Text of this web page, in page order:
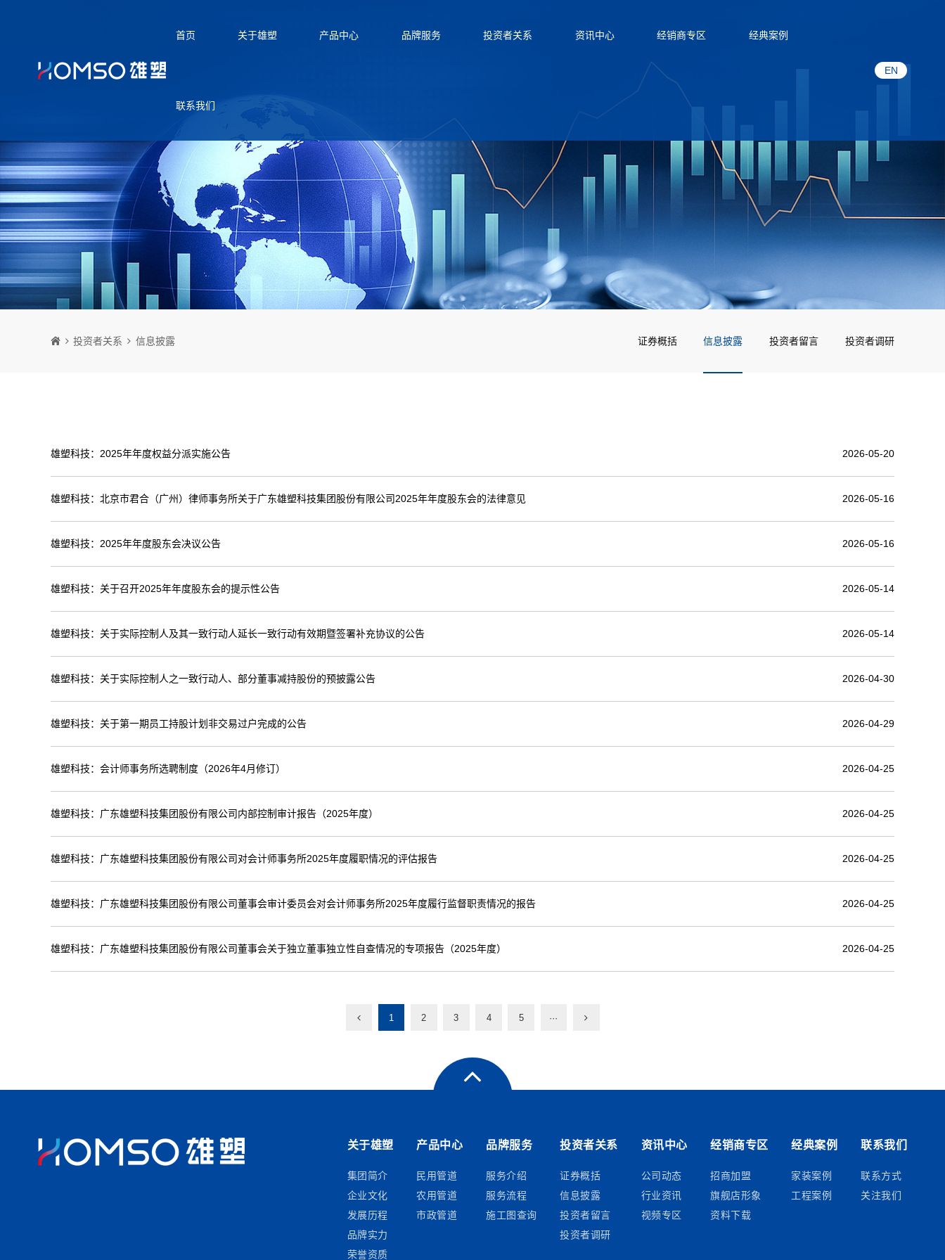
首页 关于雄塑 产品中心 品牌服务 投资者关系 资讯中心 经销商专区 经典案例
联系我们
EN
投资者关系 信息披露 证券概括 信息披露 投资者留言 投资者调研
雄塑科技：2025年年度权益分派实施公告 2026-05-20
雄塑科技：北京市君合（广州）律师事务所关于广东雄塑科技集团股份有限公司2025年年度股东会的法律意见 2026-05-16
雄塑科技：2025年年度股东会决议公告 2026-05-16
雄塑科技：关于召开2025年年度股东会的提示性公告 2026-05-14
雄塑科技：关于实际控制人及其一致行动人延长一致行动有效期暨签署补充协议的公告 2026-05-14
雄塑科技：关于实际控制人之一致行动人、部分董事减持股份的预披露公告 2026-04-30
雄塑科技：关于第一期员工持股计划非交易过户完成的公告 2026-04-29
雄塑科技：会计师事务所选聘制度（2026年4月修订） 2026-04-25
雄塑科技：广东雄塑科技集团股份有限公司内部控制审计报告（2025年度） 2026-04-25
雄塑科技：广东雄塑科技集团股份有限公司对会计师事务所2025年度履职情况的评估报告 2026-04-25
雄塑科技：广东雄塑科技集团股份有限公司董事会审计委员会对会计师事务所2025年度履行监督职责情况的报告 2026-04-25
雄塑科技：广东雄塑科技集团股份有限公司董事会关于独立董事独立性自查情况的专项报告（2025年度） 2026-04-25
1 2 3 4 5 ···
关于雄塑
集团简介
企业文化
发展历程
品牌实力
荣誉资质
产品中心
民用管道
农用管道
市政管道
品牌服务
服务介绍
服务流程
施工图查询
投资者关系
证券概括
信息披露
投资者留言
投资者调研
资讯中心
公司动态
行业资讯
视频专区
经销商专区
招商加盟
旗舰店形象
资料下载
经典案例
家装案例
工程案例
联系我们
联系方式
关注我们